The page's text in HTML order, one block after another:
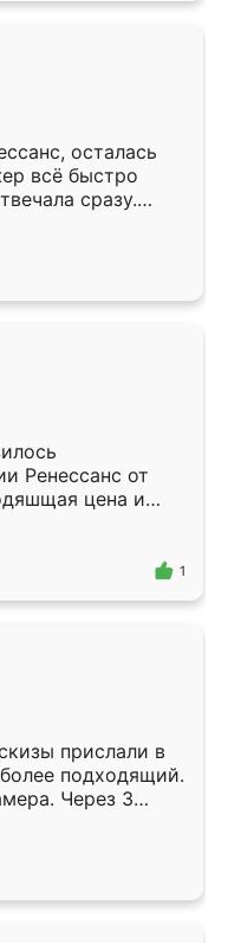
разнообразный.
потребуется из
здесь.
осталась
всё быстро
сразу.
подошёл к
Собрали
даже
Ренессанс от
цена и
Приехавший
самый
1
прислали в
подходящий.
Через 3
Остались
Ренессанс